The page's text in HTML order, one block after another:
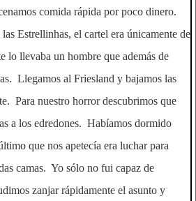
comida rápida por poco dinero.
Estrellinhas, el cartel era únicamente de
lo llevaba un hombre que además de
Llegamos al Friesland y bajamos las
Para nuestro horror descubrimos que
a los edredones. Habíamos dormido
que nos apetecía era luchar para
camas. Yo sólo no fui capaz de
zanjar rápidamente el asunto y